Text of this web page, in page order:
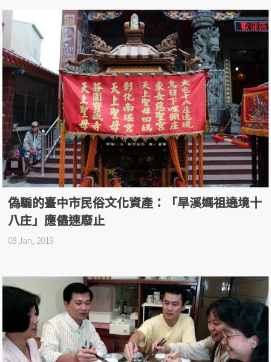
偽騙的臺中市民俗文化資產：「旱溪媽祖遶境十
八庄」應儘速廢止
08 Jan, 2019